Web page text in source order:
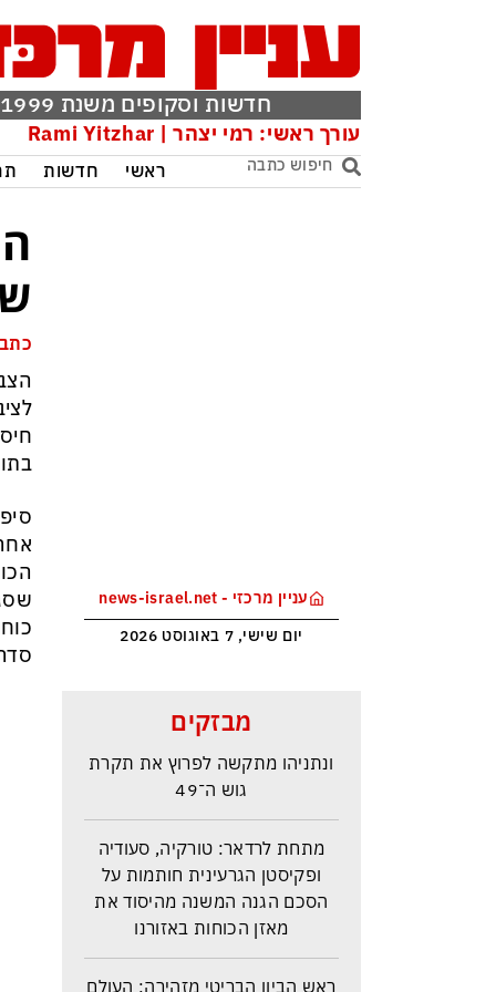
חדשות וסקופים משנת 1999
עורך ראשי: רמי יצהר | Rami Yitzhar
ראשי חדשות
עניין מרכזי - news-israel.net
יום שישי, 7 באוגוסט 2026
מבזקים
איזנקוט מתבסס במקום הראשון –
ונתניהו מתקשה לפרוץ את תקרת
גוש ה־49
מתחת לרדאר: טורקיה, סעודיה
ופקיסטן הגרעינית חותמות על
הסכם הגנה המשנה מהיסוד את
ראש הביון הבריטי מזהירה: העולם